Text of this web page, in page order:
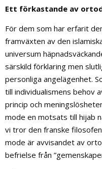
Ett förkastande av
För dem som har erfarit
framväxten av den
universum
särskild förklaring men
personliga angelägenhet.
till individualismens behov
princip och
mode en motsats till hijab
vi tror den franske
mode är avvisandet av
befrielse från